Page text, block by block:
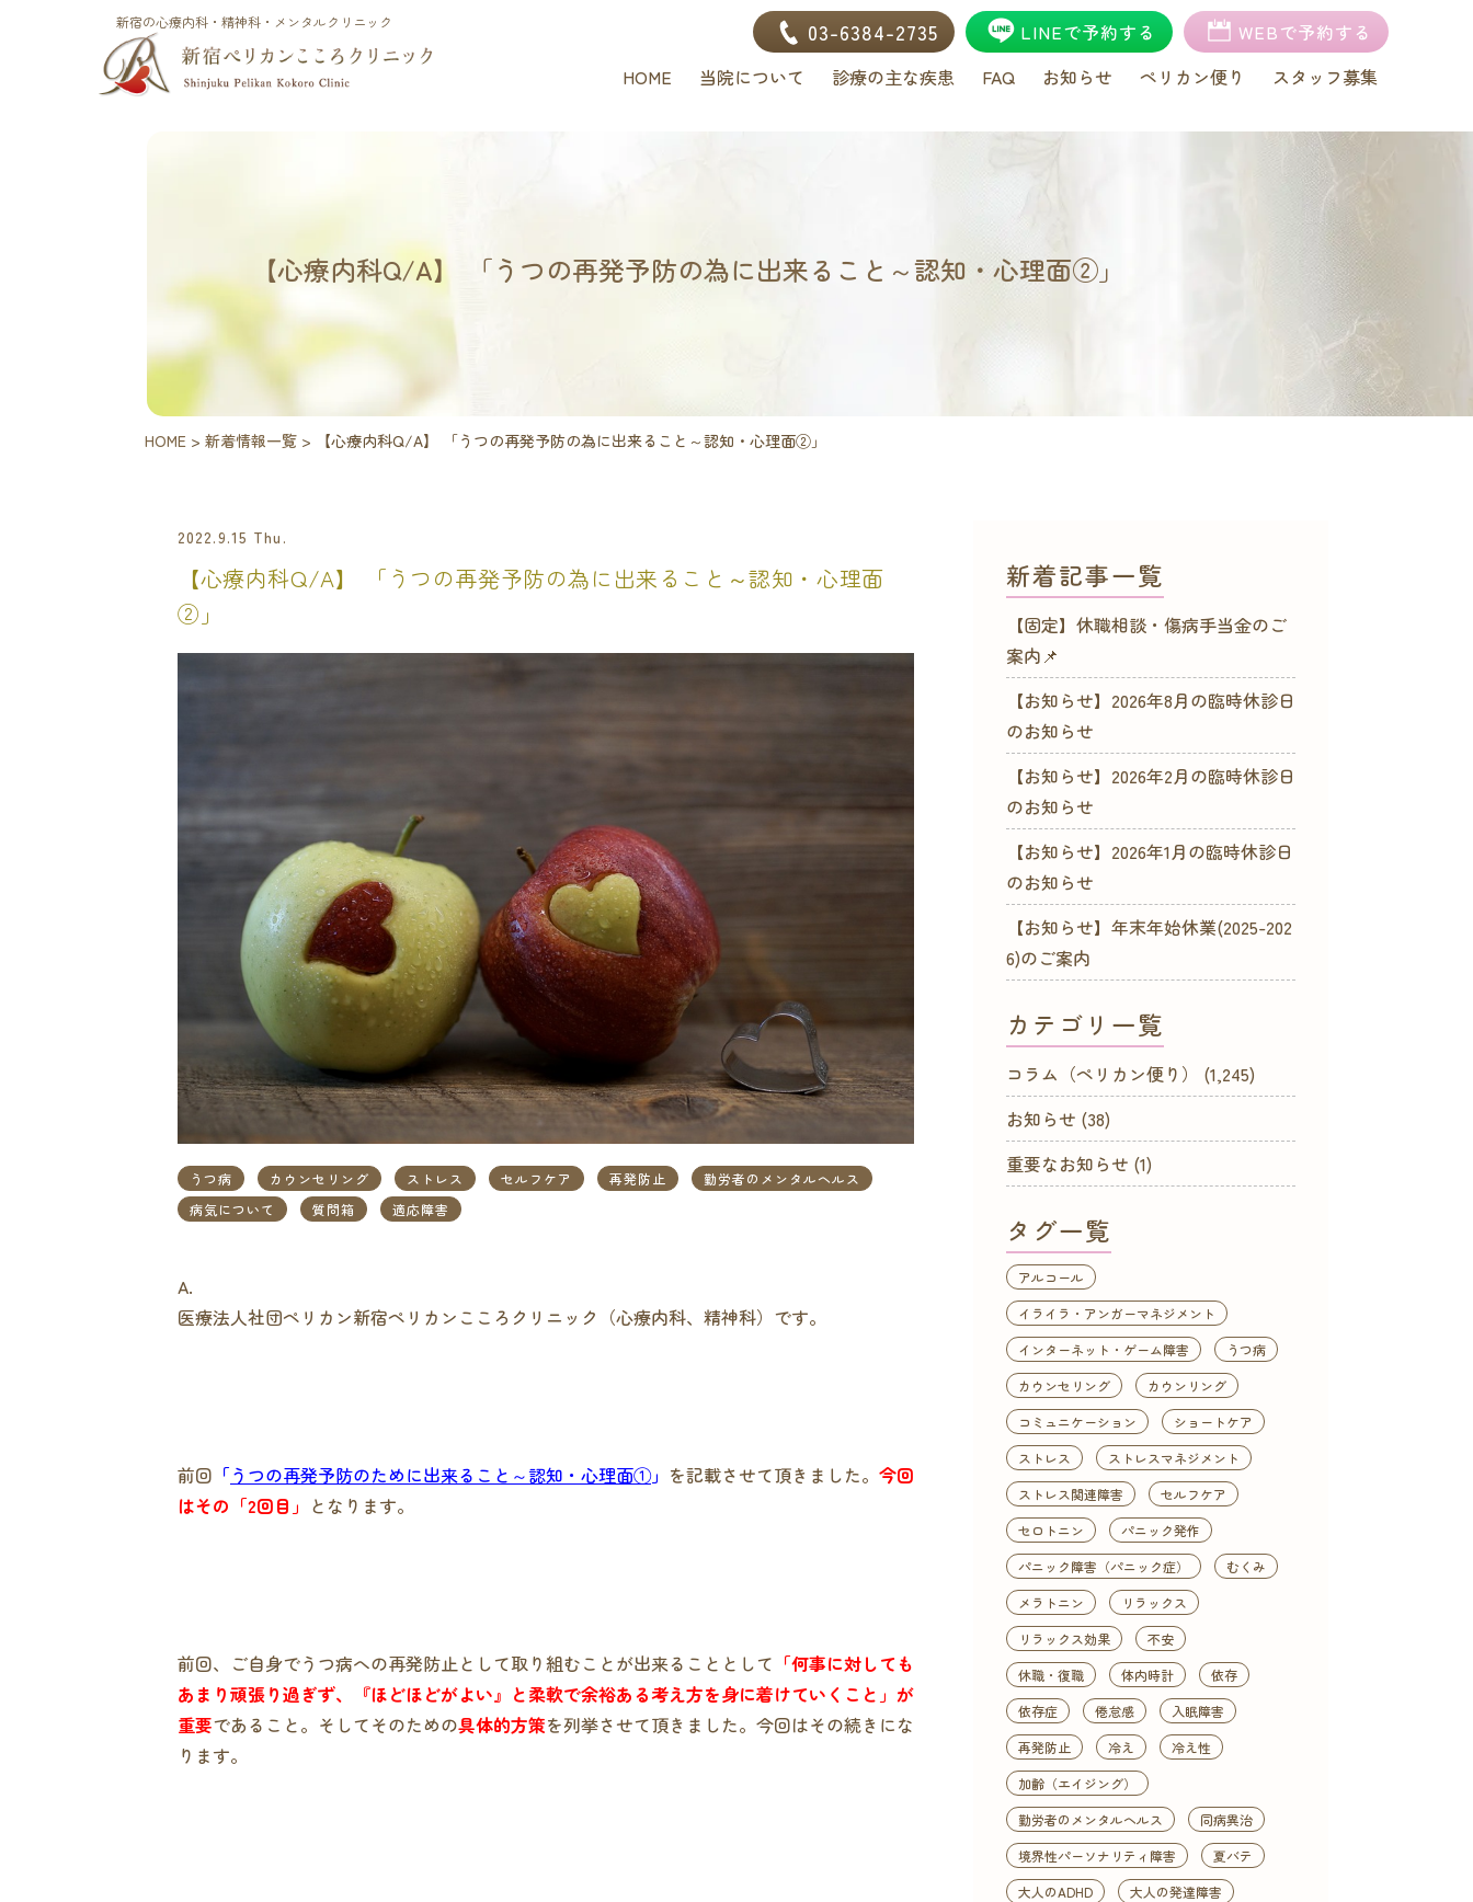
新宿の心療内科・精神科・メンタルクリニック 03-6384-2735 LINEで予約する
WEBで予約する
HOME
当院について 診療の主な疾患 FAQ お知らせ ペリカン便り スタッフ募集
【心療内科Q/A】 「うつの再発予防の為に出来ること～認知・心理面②」
HOME > 新着情報一覧 > 【心療内科Q/A】 「うつの再発予防の為に出来ること～認知・心理面②」
2022.9.15 Thu.
【心療内科Q/A】 「うつの再発予防の為に出来ること～認知・心理面
②」
うつ病 カウンセリング ストレス セルフケア 再発防止
勤労者のメンタルヘルス
病気について
質問箱 適応障害
A.
医療法人社団ペリカン新宿ペリカンこころクリニック（心療内科、精神科）です。
前回 「うつの再発予防のために出来ること～認知・心理面①」 を記載させて頂きました。 今回
はその「2回目」 となります。
前回、ご自身でうつ病への再発防止として取り組むことが出来ることとして 「何事に対しても
あまり頑張り過ぎず、『ほどほどがよい』と柔軟で余裕ある考え方を身に着けていくこと」が
重要であること。そしてそのための具体的方策を列挙させて頂きました。今回はその続きにな
ります。
新着記事一覧
【固定】休職相談・傷病手当金のご
案内📌
【お知らせ】2026年8月の臨時休診日
のお知らせ
【お知らせ】2026年2月の臨時休診日
のお知らせ
【お知らせ】2026年1月の臨時休診日
のお知らせ
【お知らせ】年末年始休業(2025-202
6)のご案内
カテゴリ一覧
コラム（ペリカン便り）
(1,245)
お知らせ (38)
重要なお知らせ (1)
タグ一覧
アルコール
イライラ・アンガーマネジメント
インターネット・ゲーム障害
うつ病
カウンセリング
カウンリング
コミュニケーション
ショートケア
ストレス
ストレスマネジメント
ストレス関連障害
セルフケア
セロトニン
パニック発作
パニック障害（パニック症）
むくみ
メラトニン
リラックス
リラックス効果
不安
休職・復職
体内時計
依存
依存症
倦怠感
入眠障害
再発防止
冷え
冷え性
加齢（エイジング）
勤労者のメンタルヘルス
同病異治
境界性パーソナリティ障害
夏バテ
大人のADHD
大人の発達障害